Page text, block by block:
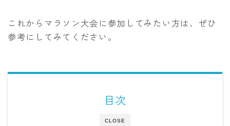
これからマラソン大会に参加してみたい方は、ぜひ
参考にしてみてください。
CLOSE
目次